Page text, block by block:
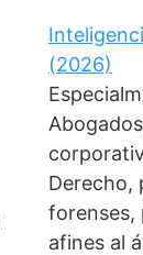
(2026)
Derecho,
forenses,
afines al